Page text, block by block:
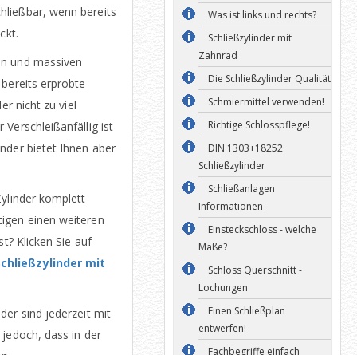
wenn bereits
und massiven
erprobte
nicht zu viel
Verschleißanfällig ist
bietet Ihnen aber
komplett
einen weiteren
Klicken Sie auf
mit
sind jederzeit mit
dass in der
Was ist links und rechts?
Schließzylinder mit
Zahnrad
Die Schließzylinder Qualität
Schmiermittel verwenden!
Richtige Schlosspflege!
DIN 1303+18252
Schließzylinder
Schließanlagen
Informationen
Einsteckschloss - welche
Maße?
Schloss Querschnitt -
Lochungen
Einen Schließplan
entwerfen!
Fachbegriffe einfach